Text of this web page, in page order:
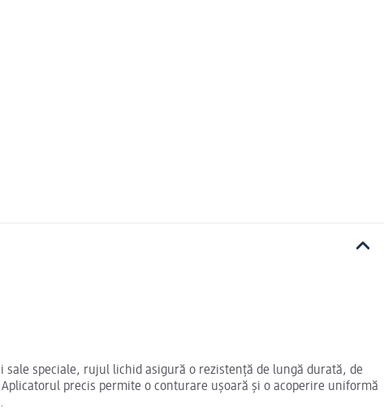
sale speciale, rujul lichid asigură o rezistență de lungă durată, de
precis permite o conturare ușoară și o acoperire uniformă